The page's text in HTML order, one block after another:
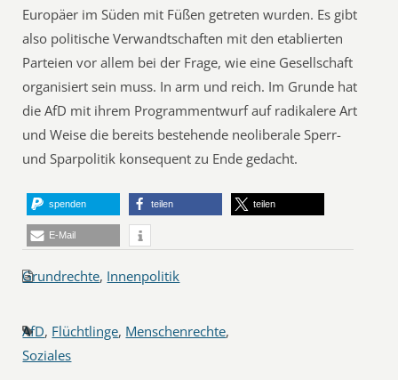
Europäer im Süden mit Füßen getreten wurden. Es gibt
also politische Verwandtschaften mit den etablierten
Parteien vor allem bei der Frage, wie eine Gesellschaft
organisiert sein muss. In arm und reich. Im Grunde hat
die AfD mit ihrem Programmentwurf auf radikalere Art
und Weise die bereits bestehende neoliberale Sperr-
und Sparpolitik konsequent zu Ende gedacht.
spenden teilen teilen
E-Mail
Grundrechte, Innenpolitik
AfD, Flüchtlinge, Menschenrechte,
Soziales